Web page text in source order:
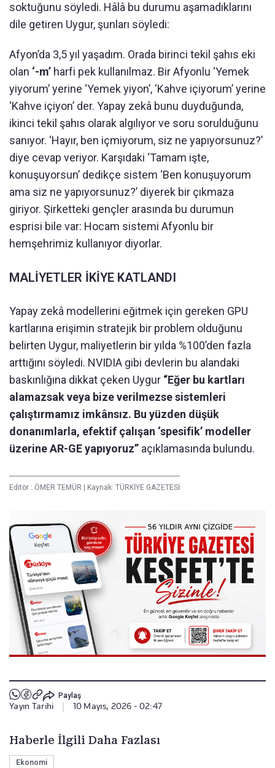
soktuğunu söyledi. Hâlâ bu durumu aşamadıklarını
dile getiren Uygur, şunları söyledi:
Afyon’da 3,5 yıl yaşadım. Orada birinci tekil şahıs eki
olan ‘-m’ harfi pek kullanılmaz. Bir Afyonlu ‘Yemek
yiyorum’ yerine ‘Yemek yiyon’, ‘Kahve içiyorum’ yerine
‘Kahve içiyon’ der. Yapay zekâ bunu duyduğunda,
ikinci tekil şahıs olarak algılıyor ve soru sorulduğunu
sanıyor. ‘Hayır, ben içmiyorum, siz ne yapıyorsunuz?’
diye cevap veriyor. Karşıdaki ‘Tamam işte,
konuşuyorsun’ dedikçe sistem ‘Ben konuşuyorum
ama siz ne yapıyorsunuz?’ diyerek bir çıkmaza
giriyor. Şirketteki gençler arasında bu durumun
esprisi bile var: Hocam sistemi Afyonlu bir
hemşehrimiz kullanıyor diyorlar.
MALİYETLER İKİYE KATLANDI
Yapay zekâ modellerini eğitmek için gereken GPU
kartlarına erişimin stratejik bir problem olduğunu
belirten Uygur, maliyetlerin bir yılda %100’den fazla
arttığını söyledi. NVIDIA gibi devlerin bu alandaki
baskınlığına dikkat çeken Uygur “Eğer bu kartları
alamazsak veya bize verilmezse sistemleri
çalıştırmamız imkânsız. Bu yüzden düşük
donanımlarla, efektif çalışan ‘spesifik’ modeller
üzerine AR-GE yapıyoruz” açıklamasında bulundu.
Editör : ÖMER TEMÜR | Kaynak: TÜRKİYE GAZETESİ
Paylaş
Yayın Tarihi 10 Mayıs, 2026 - 02:47
Haberle İlgili Daha Fazlası
Ekonomi